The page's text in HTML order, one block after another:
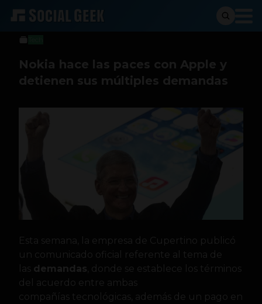
Stiven Cartagena
24 de mayo de 2017
Nokia hace las paces con Apple y
detienen sus múltiples demandas
Esta semana, la empresa de Cupertino publicó
un comunicado oficial referente al tema de
las demandas , donde se establece los términos
del acuerdo entre ambas
compañías tecnológicas, además de un pago en